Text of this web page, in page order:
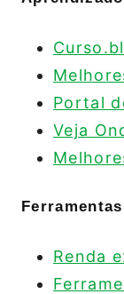
Portal
Veja
Renda